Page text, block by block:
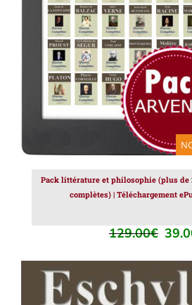
AJOUTER AU PANIER /
Pack littérature et philosophie (plus de
complètes) | Téléchargement
129.00€ Le
initial
était :